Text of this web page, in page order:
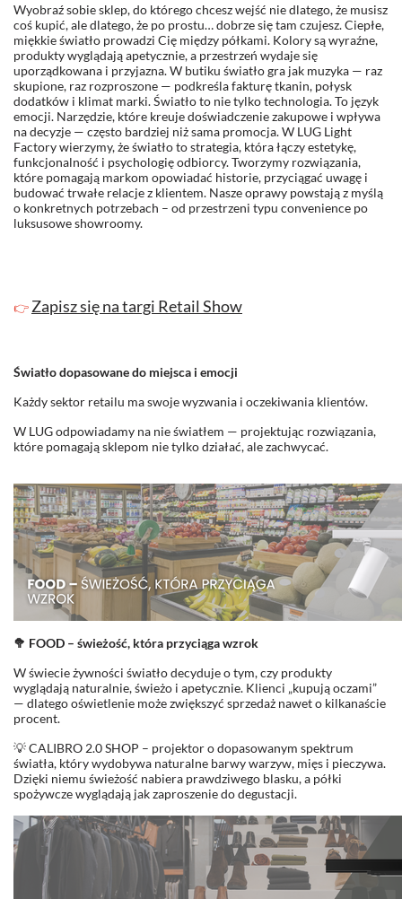
Wyobraź sobie sklep, do którego chcesz wejść nie dlatego, że musisz
coś kupić, ale dlatego, że po prostu… dobrze się tam czujesz. Ciepłe,
miękkie światło prowadzi Cię między półkami. Kolory są wyraźne,
produkty wyglądają apetycznie, a przestrzeń wydaje się
uporządkowana i przyjazna. W butiku światło gra jak muzyka — raz
skupione, raz rozproszone — podkreśla fakturę tkanin, połysk
dodatków i klimat marki. Światło to nie tylko technologia. To język
emocji. Narzędzie, które kreuje doświadczenie zakupowe i wpływa
na decyzje — często bardziej niż sama promocja. W LUG Light
Factory wierzymy, że światło to strategia, która łączy estetykę,
funkcjonalność i psychologię odbiorcy. Tworzymy rozwiązania,
które pomagają markom opowiadać historie, przyciągać uwagę i
budować trwałe relacje z klientem. Nasze oprawy powstają z myślą
o konkretnych potrzebach – od przestrzeni typu convenience po
luksusowe showroomy.
👉 Zapisz się na targi Retail Show
Światło dopasowane do miejsca i emocji
Każdy sektor retailu ma swoje wyzwania i oczekiwania klientów.
W LUG odpowiadamy na nie światłem — projektując rozwiązania,
które pomagają sklepom nie tylko działać, ale zachwycać.
🥦 FOOD – świeżość, która przyciąga wzrok
W świecie żywności światło decyduje o tym, czy produkty
wyglądają naturalnie, świeżo i apetycznie. Klienci „kupują oczami”
— dlatego oświetlenie może zwiększyć sprzedaż nawet o kilkanaście
procent.
💡 CALIBRO 2.0 SHOP – projektor o dopasowanym spektrum
światła, który wydobywa naturalne barwy warzyw, mięs i pieczywa.
Dzięki niemu świeżość nabiera prawdziwego blasku, a półki
spożywcze wyglądają jak zaproszenie do degustacji.